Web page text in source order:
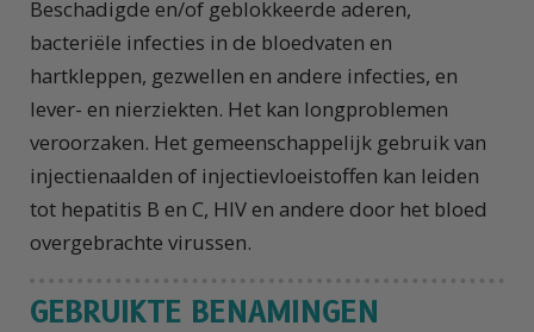
Beschadigde en/of geblokkeerde aderen,
bacteriële infecties in de bloedvaten en
hartkleppen, gezwellen en andere infecties, en
lever- en nierziekten. Het kan longproblemen
veroorzaken. Het gemeenschappelijk gebruik van
injectienaalden of injectievloeistoffen kan leiden
tot hepatitis B en C, HIV en andere door het bloed
overgebrachte virussen.
GEBRUIKTE BENAMINGEN